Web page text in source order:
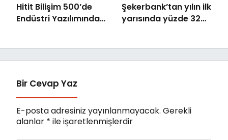
Hitit Bilişim 500’de
Endüstri Yazılımında
Şekerbank’tan yılın ilk
yarısında yüzde 32
Bir Cevap Yaz
E-posta adresiniz yayınlanmayacak. Gerekli
alanlar * ile işaretlenmişlerdir